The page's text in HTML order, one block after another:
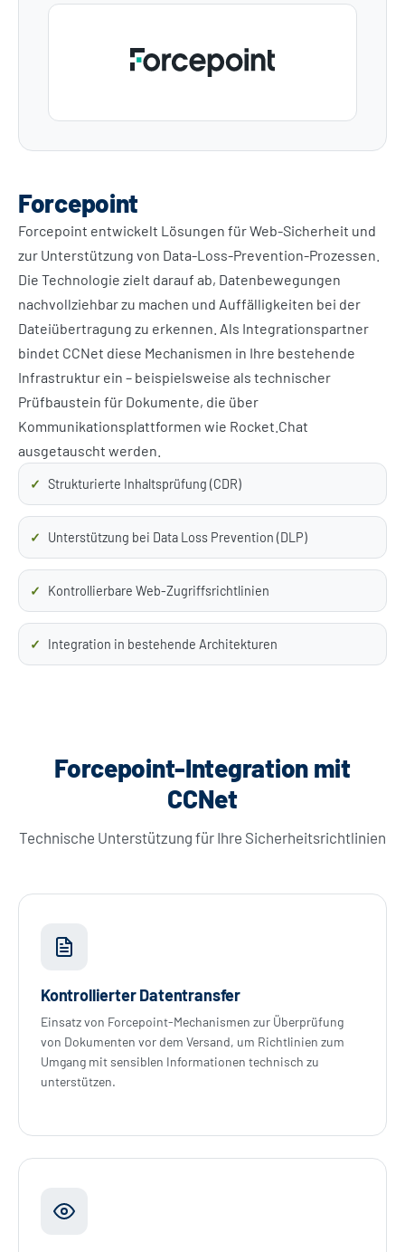
Forcepoint
Forcepoint entwickelt Lösungen für Web-Sicherheit und
zur Unterstützung von Data-Loss-Prevention-Prozessen.
Die Technologie zielt darauf ab, Datenbewegungen
nachvollziehbar zu machen und Auffälligkeiten bei der
Dateiübertragung zu erkennen. Als Integrationspartner
bindet CCNet diese Mechanismen in Ihre bestehende
Infrastruktur ein – beispielsweise als technischer
Prüfbaustein für Dokumente, die über
Kommunikationsplattformen wie Rocket.Chat
ausgetauscht werden.
Strukturierte Inhaltsprüfung (CDR)
Unterstützung bei Data Loss Prevention (DLP)
Kontrollierbare Web-Zugriffsrichtlinien
Integration in bestehende Architekturen
Forcepoint-Integration mit
CCNet
Technische Unterstützung für Ihre Sicherheitsrichtlinien
Kontrollierter Datentransfer
Einsatz von Forcepoint-Mechanismen zur Überprüfung
von Dokumenten vor dem Versand, um Richtlinien zum
Umgang mit sensiblen Informationen technisch zu
unterstützen.